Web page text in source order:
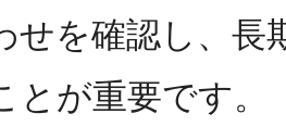
せを確認し、長
とが重要です。